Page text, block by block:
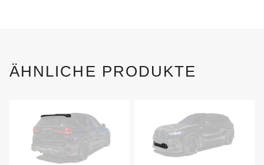
ÄHNLICHE PRODUKTE